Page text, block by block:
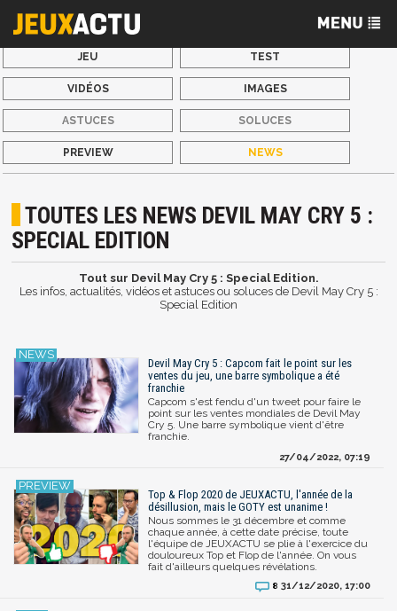
JEU TEST
VIDÉOS IMAGES
ASTUCES SOLUCES
PREVIEW NEWS
TOUTES LES NEWS DEVIL MAY CRY 5 :
SPECIAL EDITION
Tout sur Devil May Cry 5 : Special Edition.
Les infos, actualités, vidéos et astuces ou soluces de Devil May Cry 5 :
Special Edition
Devil May Cry 5 : Capcom fait le point sur les
ventes du jeu, une barre symbolique a été
franchie
Capcom s'est fendu d'un tweet pour faire le
point sur les ventes mondiales de Devil May
Cry 5. Une barre symbolique vient d'être
franchie.
27/04/2022, 07:19
Top & Flop 2020 de JEUXACTU, l'année de la
désillusion, mais le GOTY est unanime !
Nous sommes le 31 décembre et comme
chaque année, à cette date précise, toute
l'équipe de JEUXACTU se plie à l'exercice du
douloureux Top et Flop de l'année. On vous
fait d'ailleurs quelques révélations.
8 31/12/2020, 17:00